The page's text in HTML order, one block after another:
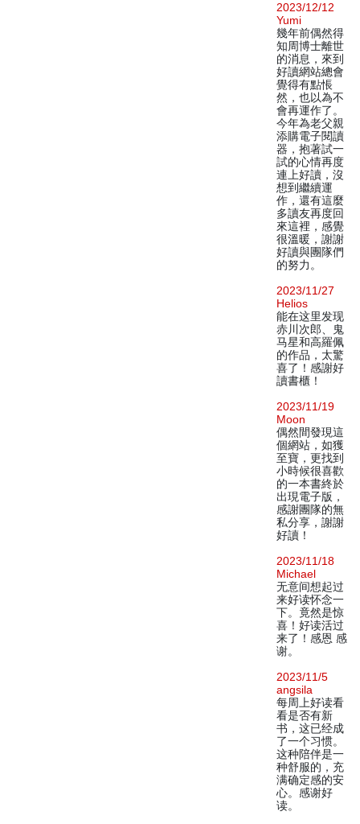
2023/12/12
Yumi
幾年前偶然得
知周博士離世
的消息，來到
好讀網站總會
覺得有點悵
然，也以為不
會再運作了。
今年為老父親
添購電子閱讀
器，抱著試一
試的心情再度
連上好讀，沒
想到繼續運
作，還有這麼
多讀友再度回
來這裡，感覺
很溫暖，謝謝
好讀與團隊們
的努力。
2023/11/27
Helios
能在这里发现
赤川次郎、鬼
马星和高羅佩
的作品，太驚
喜了！感謝好
讀書櫃！
2023/11/19
Moon
偶然間發現這
個網站，如獲
至寶，更找到
小時候很喜歡
的一本書終於
出現電子版，
感謝團隊的無
私分享，謝謝
好讀！
2023/11/18
Michael
无意间想起过
来好读怀念一
下。竟然是惊
喜！好读活过
来了！感恩 感
谢。
2023/11/5
angsila
每周上好读看
看是否有新
书，这已经成
了一个习惯。
这种陪伴是一
种舒服的，充
满确定感的安
心。感谢好
读。